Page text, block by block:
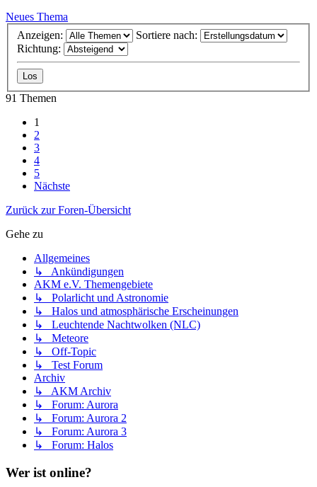
Neues Thema
Anzeigen:
Sortiere nach:
Richtung:
91 Themen
1
2
3
4
5
Nächste
Zurück zur Foren-Übersicht
Gehe zu
Allgemeines
↳ Ankündigungen
AKM e.V. Themengebiete
↳ Polarlicht und Astronomie
↳ Halos und atmosphärische Erscheinungen
↳ Leuchtende Nachtwolken (NLC)
↳ Meteore
↳ Off-Topic
↳ Test Forum
Archiv
↳ AKM Archiv
↳ Forum: Aurora
↳ Forum: Aurora 2
↳ Forum: Aurora 3
↳ Forum: Halos
Wer ist online?